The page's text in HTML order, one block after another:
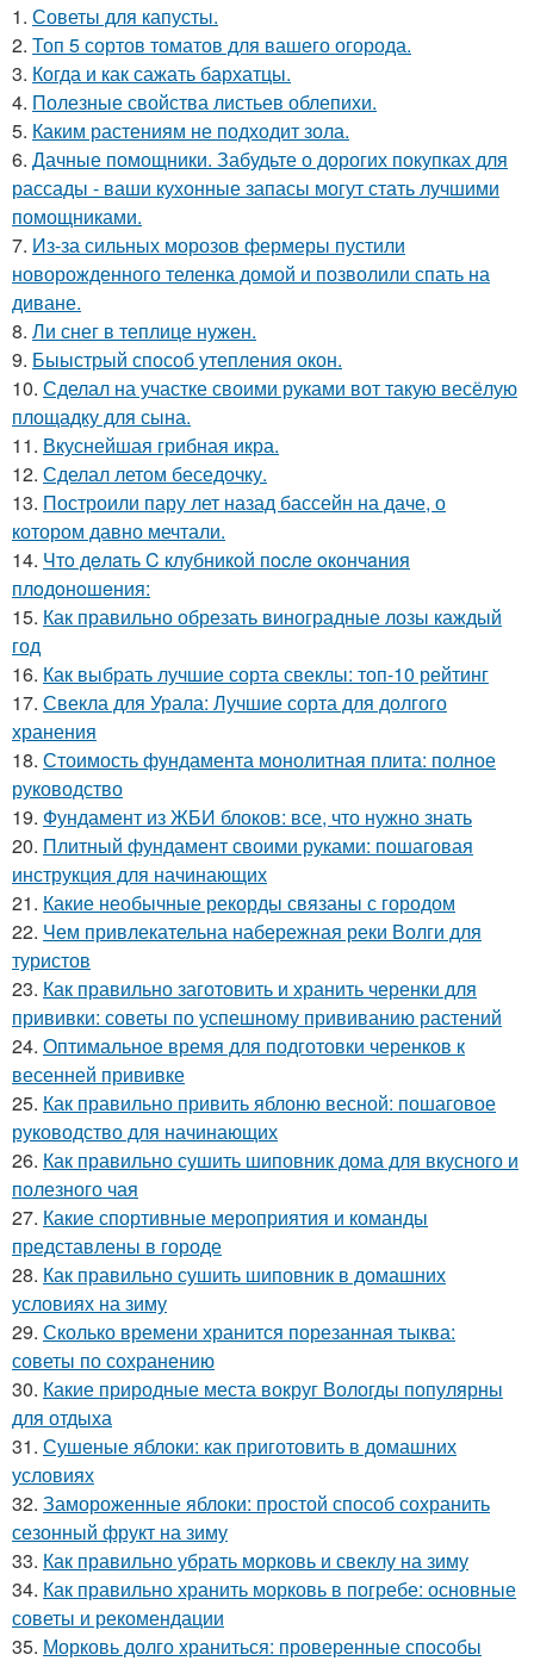
1. Советы для капусты.
2. Топ 5 сортов томатов для вашего огорода.
3. Когда и как сажать бархатцы.
4. Полезные свойства листьев облепихи.
5. Каким растениям не подходит зола.
6. Дачные помощники. Забудьте о дорогих покупках для
рассады - ваши кухонные запасы могут стать лучшими
помощниками.
7. Из-за сильных морозов фермеры пустили
новорожденного теленка домой и позволили спать на
диване.
8. Ли снег в теплице нужен.
9. Быыстрый способ утепления окон.
10. Сделал на участке своими руками вот такую весёлую
площадку для сына.
11. Вкуснейшая грибная икра.
12. Сделал летом беседочку.
13. Построили пару лет назад бассейн на даче, о
котором давно мечтали.
14. Чтo дeлaть C клубникoй пocлe oкoнчaния
плoдoнoшeния:
15. Как правильно обрезать виноградные лозы каждый
год
16. Как выбрать лучшие сорта свеклы: топ-10 рейтинг
17. Свекла для Урала: Лучшие сорта для долгого
хранения
18. Стоимость фундамента монолитная плита: полное
руководство
19. Фундамент из ЖБИ блоков: все, что нужно знать
20. Плитный фундамент своими руками: пошаговая
инструкция для начинающих
21. Какие необычные рекорды связаны с городом
22. Чем привлекательна набережная реки Волги для
туристов
23. Как правильно заготовить и хранить черенки для
прививки: советы по успешному прививанию растений
24. Оптимальное время для подготовки черенков к
весенней прививке
25. Как правильно привить яблоню весной: пошаговое
руководство для начинающих
26. Как правильно сушить шиповник дома для вкусного и
полезного чая
27. Какие спортивные мероприятия и команды
представлены в городе
28. Как правильно сушить шиповник в домашних
условиях на зиму
29. Сколько времени хранится порезанная тыква:
советы по сохранению
30. Какие природные места вокруг Вологды популярны
для отдыха
31. Сушеные яблоки: как приготовить в домашних
условиях
32. Замороженные яблоки: простой способ сохранить
сезонный фрукт на зиму
33. Как правильно убрать морковь и свеклу на зиму
34. Как правильно хранить морковь в погребе: основные
советы и рекомендации
35. Морковь долго храниться: проверенные способы